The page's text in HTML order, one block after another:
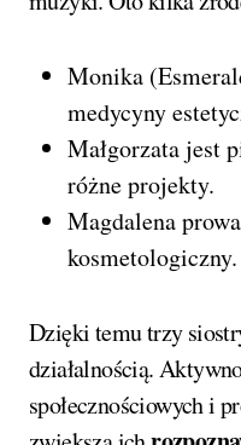
Monika
medycyny
Małgorzata jest
różne projekty.
Magdalena
kosmetologiczny.
Dzięki temu trzy
działalnością.
społecznościowych i